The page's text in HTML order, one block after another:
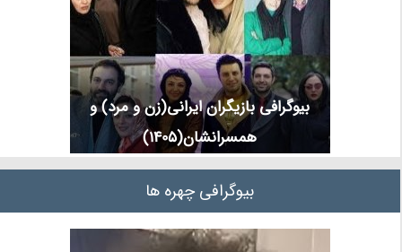
بیوگرافی بازیگران ایرانی(زن و مرد) و
همسرانشان(1405)
بیوگرافی چهره ها